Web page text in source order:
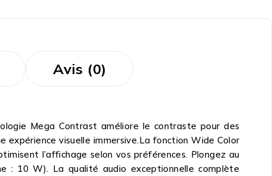
Avis (0)
Mega Contrast améliore le contraste pour des
expérience visuelle immersive.La fonction Wide Color
l’affichage selon vos préférences. Plongez au
: 10 W). La qualité audio exceptionnelle complète